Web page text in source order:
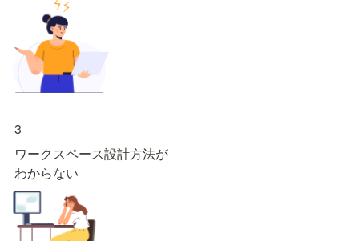
3
ワークスペース設計方法が
わからない